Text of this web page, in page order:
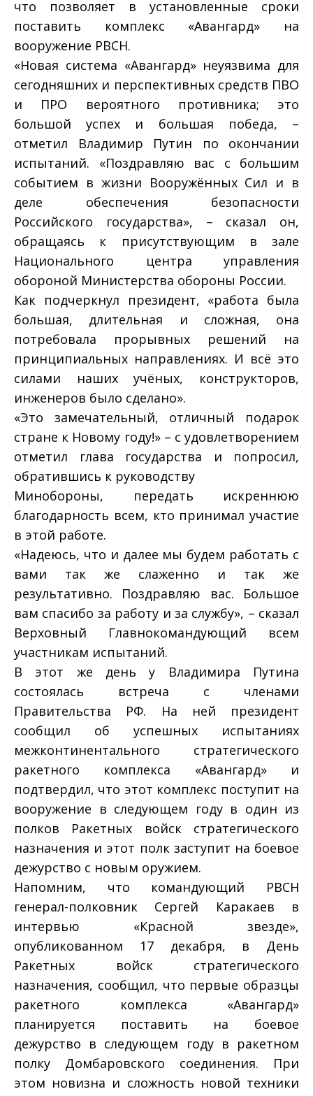
что позволяет в установленные сроки
поставить комплекс «Авангард» на
вооружение РВСН.
«Новая система «Авангард» неуязвима для
сегодняшних и перспективных средств ПВО
и ПРО вероятного противника; это
большой успех и большая победа, –
отметил Владимир Путин по окончании
испытаний. «Поздравляю вас с большим
событием в жизни Вооружённых Сил и в
деле обеспечения безопасности
Российского государства», – сказал он,
обращаясь к присутствующим в зале
Национального центра управления
обороной Министерства обороны России.
Как подчеркнул президент, «работа была
большая, длительная и сложная, она
потребовала прорывных решений на
принципиальных направлениях. И всё это
силами наших учёных, конструкторов,
инженеров было сделано».
«Это замечательный, отличный подарок
стране к Новому году!» – с удовлетворением
отметил глава государства и попросил,
обратившись к руководству
Минобороны, передать искреннюю
благодарность всем, кто принимал участие
в этой работе.
«Надеюсь, что и далее мы будем работать с
вами так же слаженно и так же
результативно. Поздравляю вас. Большое
вам спасибо за работу и за службу», – сказал
Верховный Главнокомандующий всем
участникам испытаний.
В этот же день у Владимира Путина
состоялась встреча с членами
Правительства РФ. На ней президент
сообщил об успешных испытаниях
межконтинентального стратегического
ракетного комплекса «Авангард» и
подтвердил, что этот комплекс поступит на
вооружение в следующем году в один из
полков Ракетных войск стратегического
назначения и этот полк заступит на боевое
дежурство с новым оружием.
Напомним, что командующий РВСН
генерал-полковник Сергей Каракаев в
интервью «Красной звезде»,
опубликованном 17 декабря, в День
Ракетных войск стратегического
назначения, сообщил, что первые образцы
ракетного комплекса «Авангард»
планируется поставить на боевое
дежурство в следующем году в ракетном
полку Домбаровского соединения. При
этом новизна и сложность новой техники